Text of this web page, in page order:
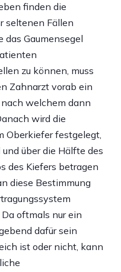
finden die
seltenen Fällen
Gaumensegel
zu können, muss
Zahnarzt vorab ein
welchem dann
wird die
Oberkiefer festgelegt,
über die Hälfte des
des Kiefers betragen
diese Bestimmung
oftmals nur ein
dafür sein
ist oder nicht, kann